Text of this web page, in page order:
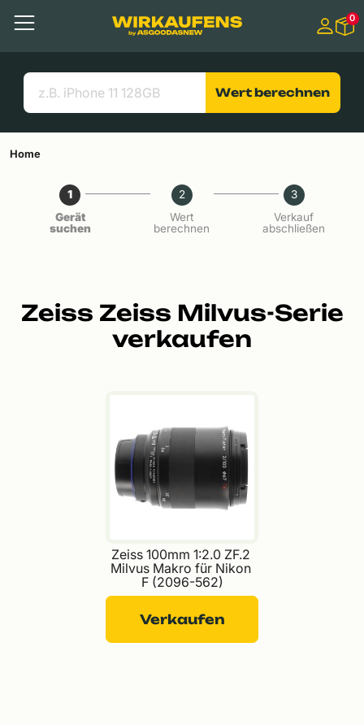
Menü
Suchen
Nützliche Links
0
Wert berechnen
Home
1
Gerät
suchen
2
Wert
berechnen
3
Verkauf
abschließen
Zeiss Zeiss Milvus-Serie
verkaufen
Zeiss 100mm 1:2.0 ZF.2
Milvus Makro für Nikon
F (2096-562)
Verkaufen